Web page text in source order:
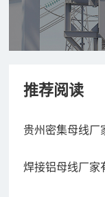
推荐阅读
贵州密集母线厂
焊接铝母线厂家